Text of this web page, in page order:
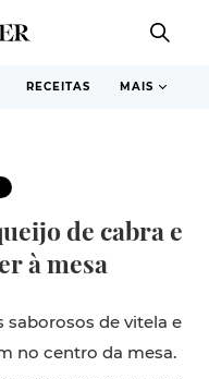
RECEITAS MAIS
de cabra e
à mesa
de vitela e
no centro da mesa.